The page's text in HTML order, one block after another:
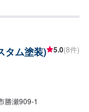
寧に説明させていただ
て】作業中にお車が必
てにETC、ナビが付
いております。【定休
ださい。営業時間：
タム塗装) 5.0(8件)
勝瀬909‐1